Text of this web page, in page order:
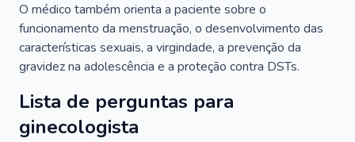
O médico também orienta a paciente sobre o
funcionamento da menstruação, o desenvolvimento das
características sexuais, a virgindade, a prevenção da
gravidez na adolescência e a proteção contra DSTs.
Lista de perguntas para
ginecologista